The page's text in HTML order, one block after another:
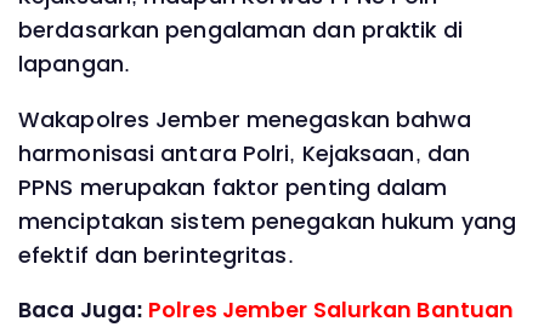
berdasarkan pengalaman dan praktik di
lapangan.
Wakapolres Jember menegaskan bahwa
harmonisasi antara Polri, Kejaksaan, dan
PPNS merupakan faktor penting dalam
menciptakan sistem penegakan hukum yang
efektif dan berintegritas.
Baca Juga: Polres Jember Salurkan Bantuan